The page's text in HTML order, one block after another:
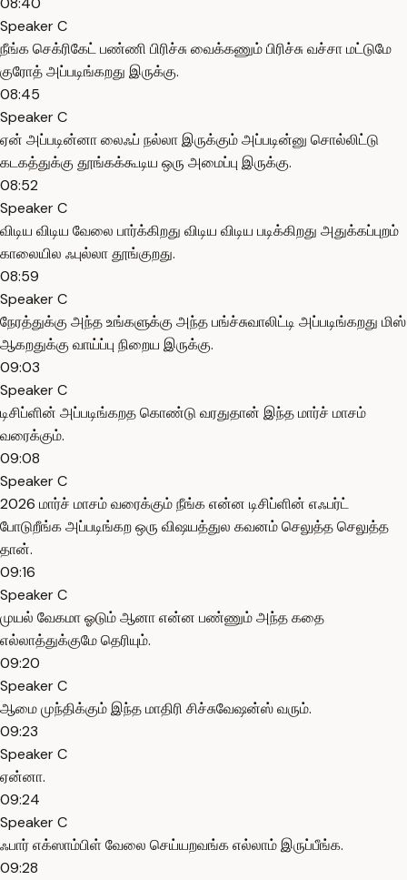
Speaker C
நீங்க செக்ரிகேட் பண்ணி பிரிச்சு வைக்கணும் பிரிச்சு வச்சா மட்டுமே
குரோத் அப்படிங்கறது இருக்கு.
08:45
Speaker C
ஏன் அப்படின்னா லைஃப் நல்லா இருக்கும் அப்படின்னு சொல்லிட்டு
கடகத்துக்கு தூங்கக்கூடிய ஒரு அமைப்பு இருக்கு.
08:52
Speaker C
விடிய விடிய வேலை பார்க்கிறது விடிய விடிய படிக்கிறது அதுக்கப்புறம்
காலையில ஃபுல்லா தூங்குறது.
08:59
Speaker C
நேரத்துக்கு அந்த உங்களுக்கு அந்த பங்ச்சுவாலிட்டி அப்படிங்கறது மிஸ்
ஆகறதுக்கு வாய்ப்பு நிறைய இருக்கு.
09:03
Speaker C
டிசிப்ளின் அப்படிங்கறத கொண்டு வரதுதான் இந்த மார்ச் மாசம்
வரைக்கும்.
09:08
Speaker C
2026 மார்ச் மாசம் வரைக்கும் நீங்க என்ன டிசிப்ளின் எஃபர்ட்
போடுறீங்க அப்படிங்கற ஒரு விஷயத்துல கவனம் செலுத்த செலுத்த
தான்.
09:16
Speaker C
முயல் வேகமா ஓடும் ஆனா என்ன பண்ணும் அந்த கதை
எல்லாத்துக்குமே தெரியும்.
09:20
Speaker C
ஆமை முந்திக்கும் இந்த மாதிரி சிச்சுவேஷன்ஸ் வரும்.
09:23
Speaker C
ஏன்னா.
09:24
Speaker C
ஃபார் எக்ஸாம்பிள் வேலை செய்யறவங்க எல்லாம் இருப்பீங்க.
09:28